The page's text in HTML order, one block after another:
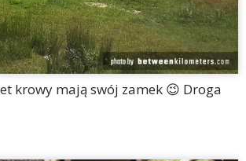
krowy mają swój zamek 😉 Droga